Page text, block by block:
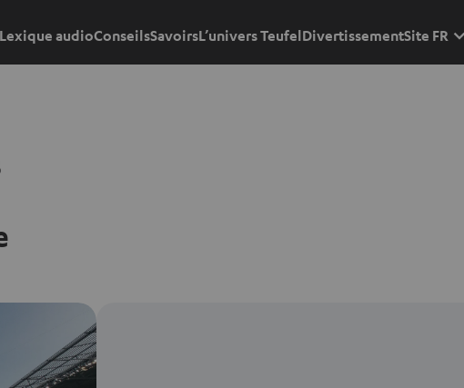
Lexique audioConseilsSavoirsL’univers TeufelDivertissementSite FR